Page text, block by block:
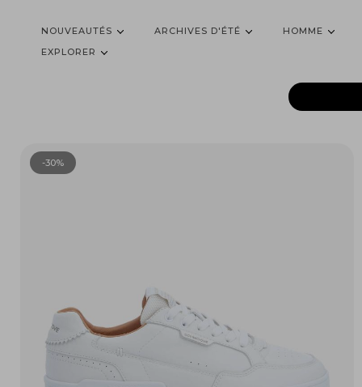
NOUVEAUTÉS ARCHIVES D'ÉTÉ
HOMME
EXPLORER
-30%